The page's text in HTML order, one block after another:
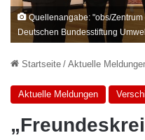
Quellenangabe: "obs/
Deutschen Bundesstiftung
Startseite / Aktuelle
Aktuelle Meldungen